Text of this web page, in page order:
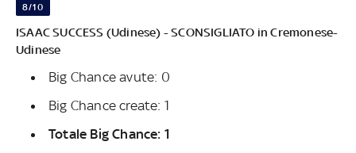
8/10
ISAAC SUCCESS (Udinese) - SCONSIGLIATO in Cremonese-
Udinese
Big Chance avute: 0
Big Chance create: 1
Totale Big Chance: 1